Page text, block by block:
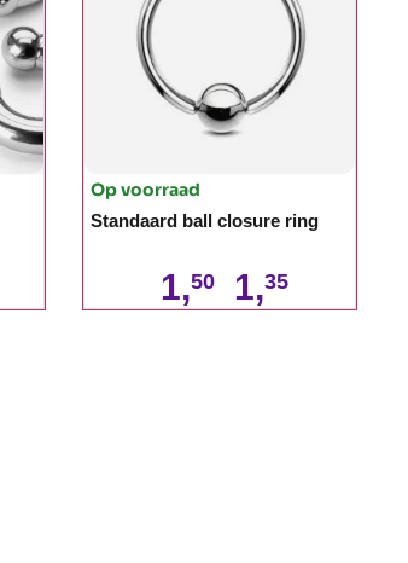
Op voorraad
Standaard ball closure ring
1,50 1,35